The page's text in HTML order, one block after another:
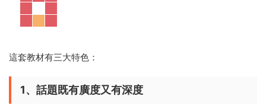
這套教材有三大特色：
1、話題既有廣度又有深度